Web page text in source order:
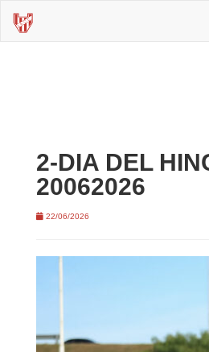
2-DIA DEL
20062026
22/06/2026